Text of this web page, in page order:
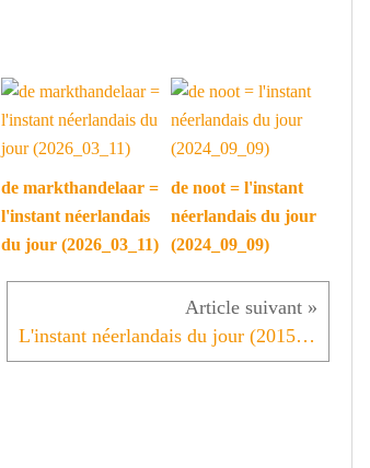
de markthandelaar =
l'instant néerlandais
du jour (2026_03_11)
de noot = l'instant
néerlandais du jour
(2024_09_09)
L'instant néerlandais du jour (2015_02_20)